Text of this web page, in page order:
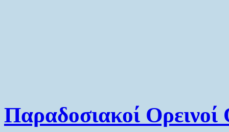
Παραδοσιακοί Ορεινοί